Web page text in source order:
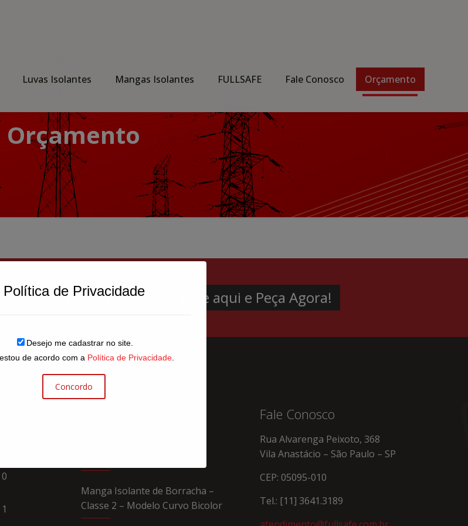
Luvas Isolantes Mangas Isolantes FULLSAFE Fale Conosco Orçamento
Orçamento
Compromisso? Clique aqui e Peça Agora!
0
1
Manga Isolante de Borracha –
Classe 2 – Modelo Curvo Bicolor
Fale Conosco
Rua Alvarenga Peixoto, 368
Vila Anastácio – São Paulo – SP
CEP: 05095-010
Tel.: [11] 3641.3189
Política de Privacidade
Desejo me cadastrar no site.
de acordo com a Política de Privacidade.
Concordo